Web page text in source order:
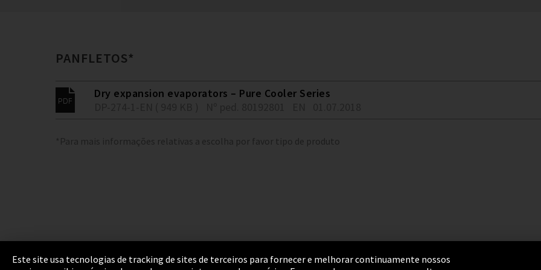
PANFLETOS*
Dry expansion evaporators – Pure Cooler Series
*Para mais informações relativas a escolha por favor tipo de produto
Este site usa tecnologias de tracking de sites de terceiros para fornecer e melhorar continuamente nossos